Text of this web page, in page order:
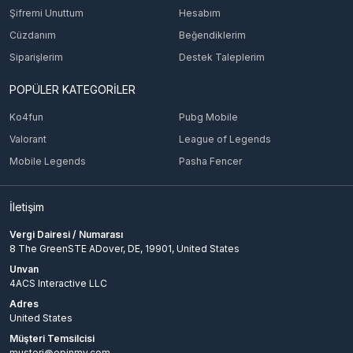
KO4Fun bakiyenizi Epinmy üzerinden yüklemek için
öncelikle siteye giriş yapmanız ve KO4Fun kategorisini
belirledikten sonra uygun ödeme yöntemini seçerek işlemi
bakiye, sistem tarafından otomatik olarak hesabınıza
alabilir, karakterinizi güçlendirebilir ve oyun keyfinizi
artırabilirsiniz. Hızlı, güvenilir ve uygun fiyatlı bakiye
yükleme seçenekleri için Epinmy ’yi tercih edin!
Şifremi Unuttum
Hesabım
Cüzdanım
Beğendiklerim
Siparişlerim
Destek Taleplerim
POPÜLER KATEGORİLER
Ko4fun
Pubg Mobile
Valorant
League of Legends
Mobile Legends
Pasha Fencer
İletişim
Vergi Dairesi / Numarası
8 The GreenSTE ADover, DE, 19901, United States
Unvan
4ACS Interactive LLC
Adres
United States
Müşteri Temsilcisi